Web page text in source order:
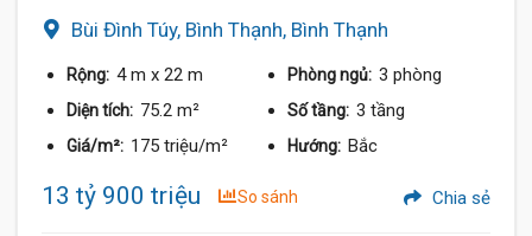
Bùi Đình Túy, Bình Thạnh, Bình Thạnh
Rộng: 4 m x 22 m Phòng ngủ: 3 phòng
Diện tích: 75.2 m² Số tầng: 3 tầng
Giá/m²: 175 triệu/m² Hướng: Bắc
13 tỷ 900 triệu So sánh Chia sẻ